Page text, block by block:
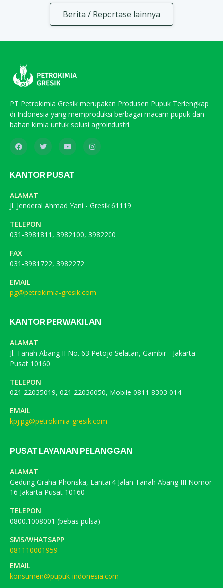
Berita / Reportase lainnya
PT Petrokimia Gresik merupakan Produsen Pupuk Terlengkap
di Indonesia yang memproduksi berbagai macam pupuk dan
bahan kimia untuk solusi agroindustri.
KANTOR PUSAT
ALAMAT
Jl. Jenderal Ahmad Yani - Gresik 61119
TELEPON
031-3981811, 3982100, 3982200
FAX
031-3981722, 3982272
EMAIL
pg@petrokimia-gresik.com
KANTOR PERWAKILAN
ALAMAT
Jl. Tanah Abang II No. 63 Petojo Selatan, Gambir - Jakarta
Pusat 10160
TELEPON
021 22035019, 021 22036050, Mobile 0811 8303 014
EMAIL
kpj.pg@petrokimia-gresik.com
PUSAT LAYANAN PELANGGAN
ALAMAT
Gedung Graha Phonska, Lantai 4 Jalan Tanah Abang III Nomor
16 Jakarta Pusat 10160
TELEPON
0800.1008001 (bebas pulsa)
SMS/WHATSAPP
081110001959
EMAIL
konsumen@pupuk-indonesia.com